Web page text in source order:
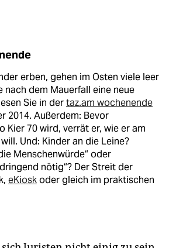
erben, gehen im Osten viele leer
nach dem Mauerfall eine neue
Sie in dertaz.am wochenende
2014. Außerdem: Bevor
Kier 70 wird, verrät er, wie er am
Und: Kinder an die Leine?
Menschenwürde“ oder
nötig“? Der Streit der
eKioskoder gleich im praktischen